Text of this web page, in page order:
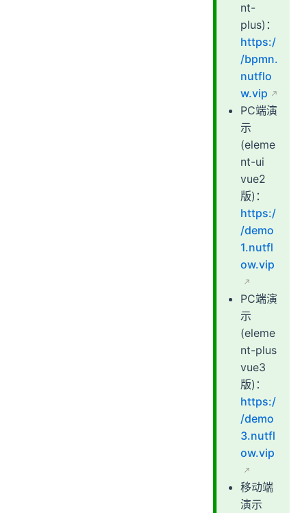
nt-
plus)：
https:/
/bpmn.
nutflo
w.vip
PC端演
示
(eleme
nt-ui
vue2
版)：
https:/
/demo
1.nutfl
ow.vip
PC端演
示
(eleme
nt-plus
vue3
版)：
https:/
/demo
3.nutfl
ow.vip
移动端
演示